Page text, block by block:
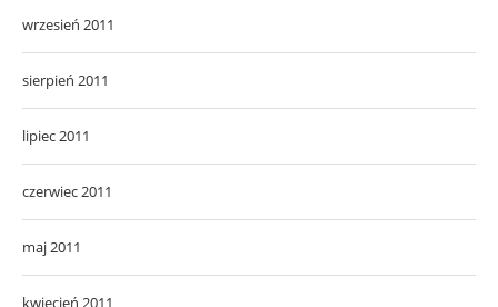
wrzesień 2011
sierpień 2011
lipiec 2011
czerwiec 2011
maj 2011
kwiecień 2011